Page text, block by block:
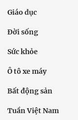
Giáo dục
Đời sống
Sức khỏe
Ô tô xe máy
Bất động sản
Tuần Việt Nam